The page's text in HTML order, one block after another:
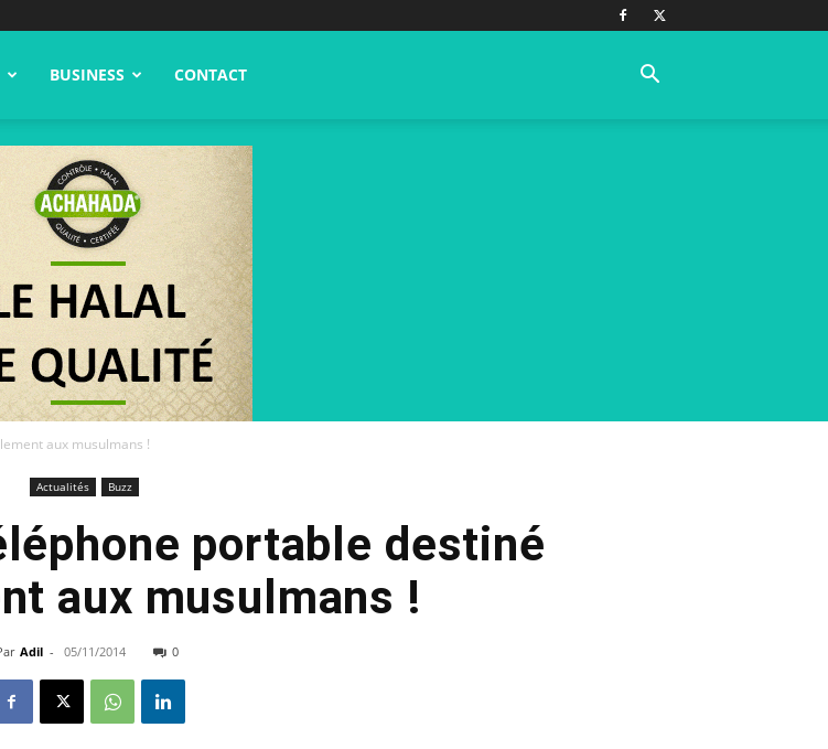
BUSINESS CONTACT
aux musulmans !
Actualités Buzz
portable destiné
aux musulmans !
Adil - 05/11/2014 0